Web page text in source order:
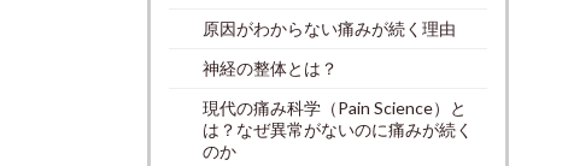
原因がわからない痛みが続く理由
神経の整体とは？
現代の痛み科学（Pain Science）と
は？なぜ異常がないのに痛みが続く
のか